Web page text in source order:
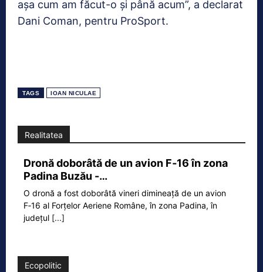
așa cum am făcut-o și până acum”, a declarat
Dani Coman, pentru ProSport.
TAGS IOAN NICULAE
Realitatea
Dronă doborâtă de un avion F‑16 în zona
Padina Buzău -…
O dronă a fost doborâtă vineri dimineață de un avion
F‑16 al Forțelor Aeriene Române, în zona Padina, în
județul [...]
Ecopolitic